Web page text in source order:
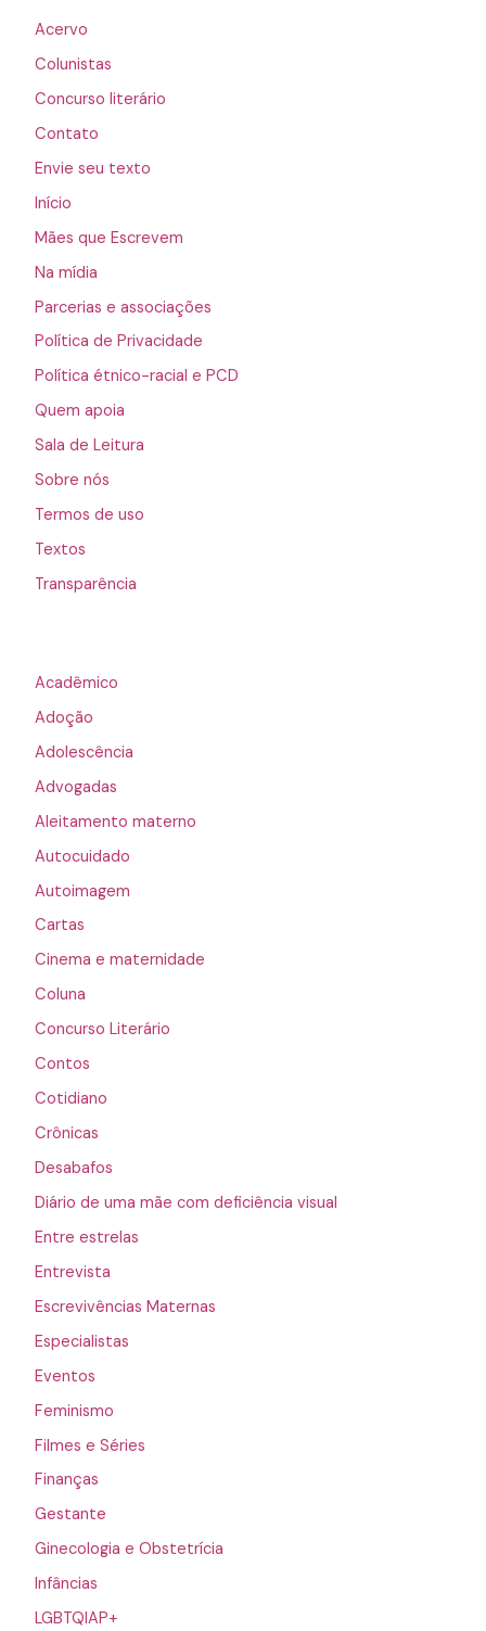
Acervo
Colunistas
Concurso literário
Contato
Envie seu texto
Início
Mães que Escrevem
Na mídia
Parcerias e associações
Política de Privacidade
Política étnico-racial e PCD
Quem apoia
Sala de Leitura
Sobre nós
Termos de uso
Textos
Transparência
Acadêmico
Adoção
Adolescência
Advogadas
Aleitamento materno
Autocuidado
Autoimagem
Cartas
Cinema e maternidade
Coluna
Concurso Literário
Contos
Cotidiano
Crônicas
Desabafos
Diário de uma mãe com deficiência visual
Entre estrelas
Entrevista
Escrevivências Maternas
Especialistas
Eventos
Feminismo
Filmes e Séries
Finanças
Gestante
Ginecologia e Obstetrícia
Infâncias
LGBTQIAP+